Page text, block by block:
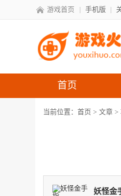
游戏首页 手机版
首页
当前位置： 首页 > 文章 >
妖怪金